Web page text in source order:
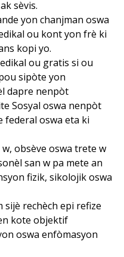
sèvis.
yon chanjman oswa
ou kont yon frè ki
kopi yo.
ou gratis si ou
sipòte yon
dapre nenpòt
Sosyal oswa nenpòt
federal oswa eta ki
obsève oswa trete w
san w pa mete an
fizik, sikolojik oswa
sijè rechèch epi refize
kote objektif
oswa enfòmasyon